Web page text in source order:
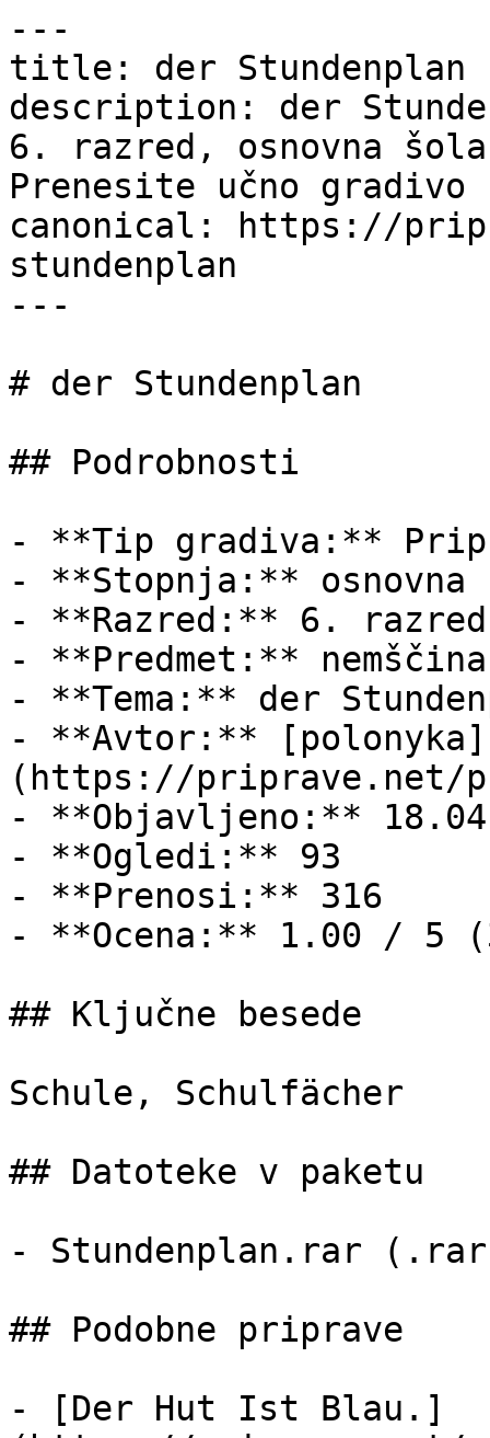
---
title: der Stundenplan
description: der
6. razred, osnovna
Prenesite učno
canonical: https://
stundenplan
---
# der Stundenplan
## Podrobnosti
- **Tip gradiva:**
- **Stopnja:** osnovna
- **Razred:** 6. razred
- **Predmet:** nemščina
- **Tema:** der
- **Avtor:** [polonyka]
(https://priprave.net/
- **Objavljeno:**
- **Ogledi:** 93
- **Prenosi:** 316
- **Ocena:** 1.00 / 5
## Ključne besede
Schule, Schulfächer
## Datoteke v paketu
- Stundenplan.rar
## Podobne priprave
- [Der Hut Ist Blau.]